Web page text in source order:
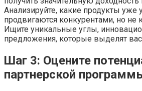
Анализируйте, какие продукты уже
продвигаются конкурентами, но не
Ищите уникальные углы,
предложения, которые выделят
Шаг 3: Оцените
партнерской